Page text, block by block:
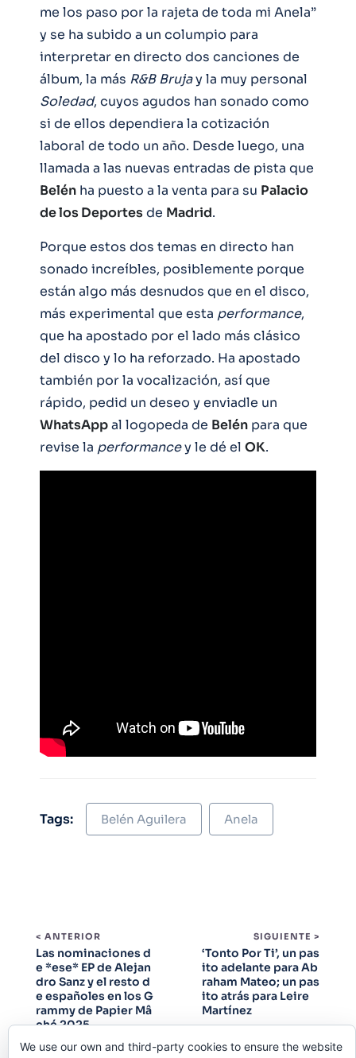
me los paso por la rajeta de toda mi Anela”
y se ha subido a un columpio para
interpretar en directo dos canciones de
álbum, la más R&B Brujay la muy personal
Soledad, cuyos agudos han sonado como
si de ellos dependiera la cotización
laboral de todo un año. Desde luego, una
llamada a las nuevas entradas de pista que
Belén ha puesto a la venta para su Palacio
de los Deportesde Madrid.
Porque estos dos temas en directo han
sonado increíbles, posiblemente porque
están algo más desnudos que en el disco,
más experimental que esta performance,
que ha apostado por el lado más clásico
del disco y lo ha reforzado. Ha apostado
también por la vocalización, así que
rápido, pedid un deseo y enviadle un
WhatsAppal logopeda de Belén para que
revise la performancey le dé el OK.
Tags: Belén Aguilera Anela
< ANTERIOR
Las nominaciones d
e *ese* EP de Alejan
dro Sanz y el resto d
e españoles en los G
rammy de Papier Mâ
ché 2025
SIGUIENTE >
‘Tonto Por Ti’, un pas
ito adelante para Ab
raham Mateo; un pas
ito atrás para Leire
Martínez
We use our own and third-party cookies to ensure the website